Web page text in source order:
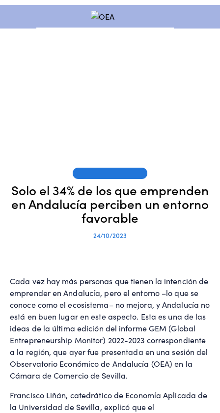
Solo el 34% de los que emprenden
en Andalucía perciben un entorno
favorable
24/10/2023
Cada vez hay más personas que tienen la intención de
emprender en Andalucía, pero el entorno –lo que se
conoce como el ecosistema– no mejora, y Andalucía no
está en buen lugar en este aspecto. Esta es una de las
ideas de la última edición del informe GEM (Global
Entrepreneurship Monitor) 2022-2023 correspondiente
a la región, que ayer fue presentada en una sesión del
Observatorio Económico de Andalucía (OEA) en la
Cámara de Comercio de Sevilla.
Francisco Liñán, catedrático de Economía Aplicada de
la Universidad de Sevilla, explicó que el